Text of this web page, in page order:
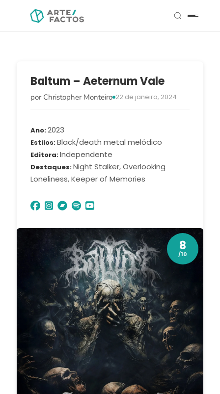
Baltum – Aeternum Vale
por Christopher Monteiro 22 de janeiro, 2024
Ano 2023
Estilos Black/death metal melódico
Editora Independente
Destaques Night Stalker, Overlooking
Loneliness, Keeper of Memories
8
/10